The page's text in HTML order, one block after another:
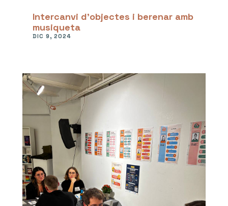
Intercanvi d’objectes i berenar amb
musiqueta
DIC 9, 2024